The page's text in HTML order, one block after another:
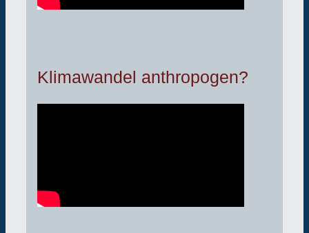
Klimawandel anthropogen?